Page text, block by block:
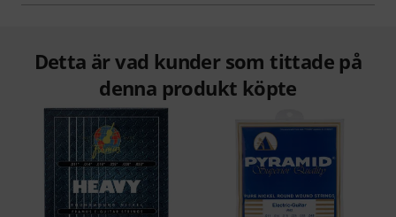
Detta är vad kunder som tittade på
denna produkt köpte